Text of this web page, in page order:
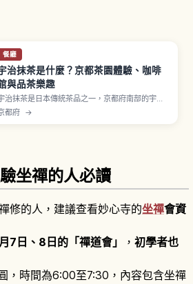
餐廳
治抹茶是什麼？京都茶園體驗、咖啡
與品茶樂趣
治抹茶是日本傳統茶品之一，京都府南部的宇治
區與靜岡茶、狹山茶並列為日本三大茶之一。
都府 →
坐禪的人必讀
修的人，建議查看妙心寺的坐禪會資
7日、8日的「禪道會」 ， 初學者也
，時間為6:00至7:30，內容包含坐禪